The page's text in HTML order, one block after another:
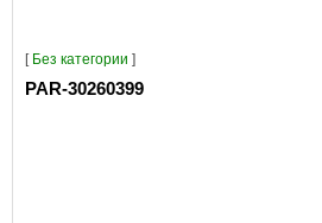
[ Без категории ]
PAR-30260399